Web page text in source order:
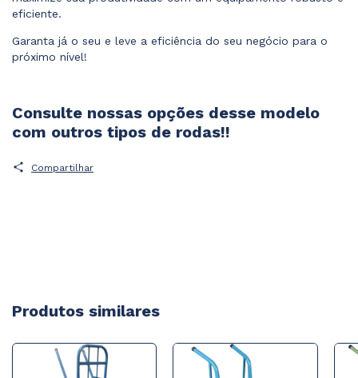
eficiente.
Garanta já o seu e leve a eficiência do seu negócio para o
próximo nível!
Consulte nossas opções desse modelo
com outros tipos de rodas!!
Compartilhar
Produtos similares